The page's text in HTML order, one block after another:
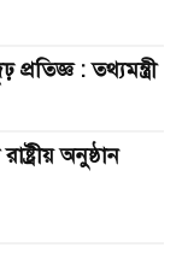
: তথ্যমন্ত্রী
অনুষ্ঠান